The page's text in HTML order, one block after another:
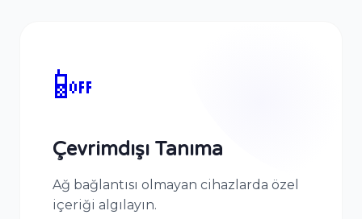
📴
Çevrimdışı Tanıma
Ağ bağlantısı olmayan cihazlarda özel
içeriği algılayın.